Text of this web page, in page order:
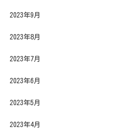
2023年9月
2023年8月
2023年7月
2023年6月
2023年5月
2023年4月